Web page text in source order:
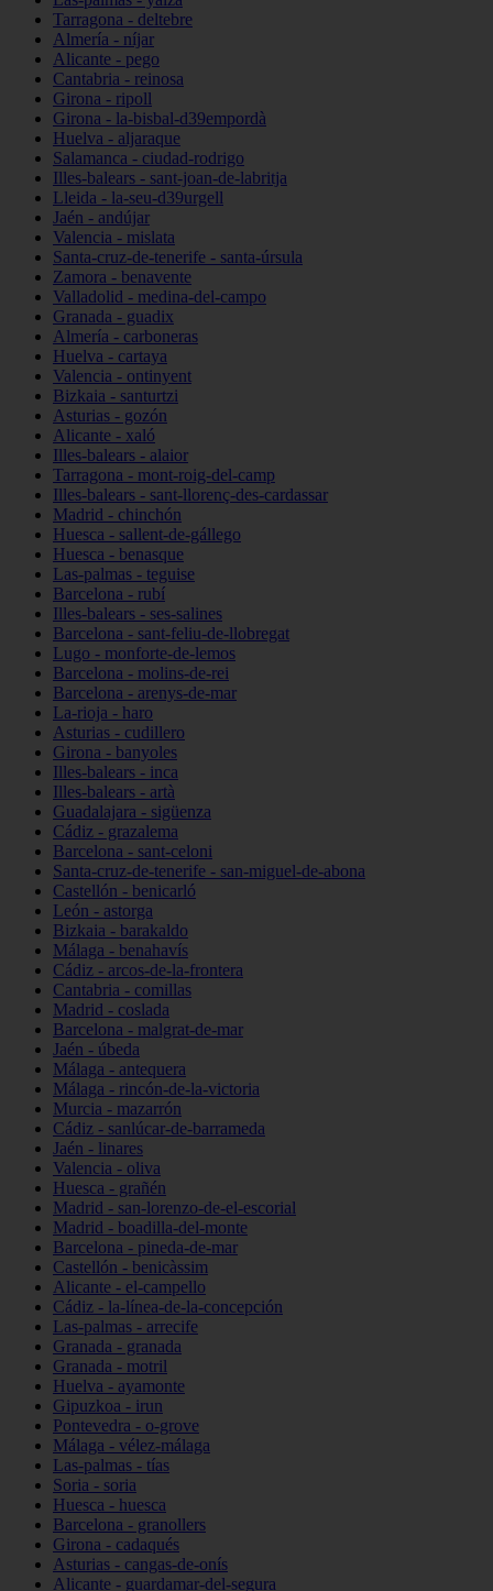
Tarragona - deltebre
Almería - níjar
Alicante - pego
Cantabria - reinosa
Girona - ripoll
Girona - la-bisbal-d39empordà
Huelva - aljaraque
Salamanca - ciudad-rodrigo
Illes-balears - sant-joan-de-labritja
Lleida - la-seu-d39urgell
Jaén - andújar
Valencia - mislata
Santa-cruz-de-tenerife - santa-úrsula
Zamora - benavente
Valladolid - medina-del-campo
Granada - guadix
Almería - carboneras
Huelva - cartaya
Valencia - ontinyent
Bizkaia - santurtzi
Asturias - gozón
Alicante - xaló
Illes-balears - alaior
Tarragona - mont-roig-del-camp
Illes-balears - sant-llorenç-des-cardassar
Madrid - chinchón
Huesca - sallent-de-gállego
Huesca - benasque
Las-palmas - teguise
Barcelona - rubí
Illes-balears - ses-salines
Barcelona - sant-feliu-de-llobregat
Lugo - monforte-de-lemos
Barcelona - molins-de-rei
Barcelona - arenys-de-mar
La-rioja - haro
Asturias - cudillero
Girona - banyoles
Illes-balears - inca
Illes-balears - artà
Guadalajara - sigüenza
Cádiz - grazalema
Barcelona - sant-celoni
Santa-cruz-de-tenerife - san-miguel-de-abona
Castellón - benicarló
León - astorga
Bizkaia - barakaldo
Málaga - benahavís
Cádiz - arcos-de-la-frontera
Cantabria - comillas
Madrid - coslada
Barcelona - malgrat-de-mar
Jaén - úbeda
Málaga - antequera
Málaga - rincón-de-la-victoria
Murcia - mazarrón
Cádiz - sanlúcar-de-barrameda
Jaén - linares
Valencia - oliva
Huesca - grañén
Madrid - san-lorenzo-de-el-escorial
Madrid - boadilla-del-monte
Barcelona - pineda-de-mar
Castellón - benicàssim
Alicante - el-campello
Cádiz - la-línea-de-la-concepción
Las-palmas - arrecife
Granada - granada
Granada - motril
Huelva - ayamonte
Gipuzkoa - irun
Pontevedra - o-grove
Málaga - vélez-málaga
Las-palmas - tías
Soria - soria
Huesca - huesca
Barcelona - granollers
Girona - cadaqués
Asturias - cangas-de-onís
Alicante - guardamar-del-segura